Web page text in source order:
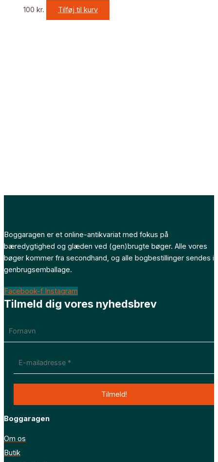
100 kr. Tilføj til kurv
Boggaragen er et online-antikvariat med fokus på
bæredygtighed og glæden ved (gen)brugte bøger. Alle vores
bøger kommer fra secondhand, og alle bogbestillinger sendes i
genbrugsemballage.
Facebook-f Instagram
Tilmeld dig vores nyhedsbrev
Boggaragen
Om os
Butik